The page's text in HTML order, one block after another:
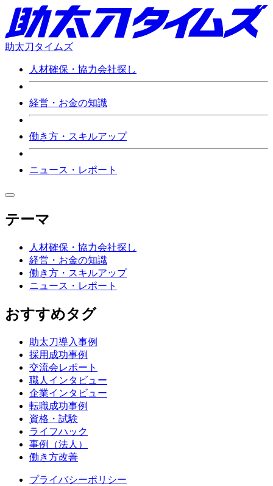
助太刀タイムズ
人材確保・協力会社探し
経営・お金の知識
働き方・スキルアップ
ニュース・レポート
テーマ
人材確保・協力会社探し
経営・お金の知識
働き方・スキルアップ
ニュース・レポート
おすすめタグ
助太刀導入事例
採用成功事例
交流会レポート
職人インタビュー
企業インタビュー
転職成功事例
資格・試験
ライフハック
事例（法人）
働き方改善
プライバシーポリシー